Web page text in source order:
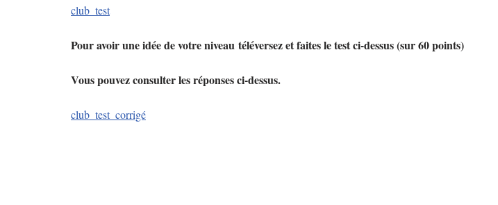
club_test
Pour avoir une idée de votre niveau téléversez et faites le test ci-dessus (sur 60 points)
Vous pouvez consulter les réponses ci-dessus.
club_test_corrigé